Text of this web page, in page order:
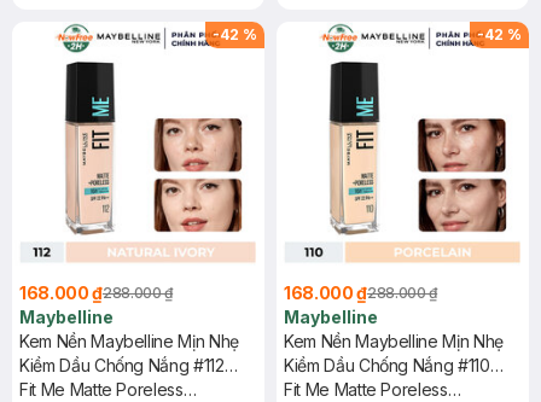
-42 %
168.000 ₫288.000 ₫
Maybelline
Kem Nền Maybelline Mịn Nhẹ
Kiềm Dầu Chống Nắng #112
30ml
Fit Me Matte Poreless
-42 %
168.000 ₫288.000 ₫
Maybelline
Kem Nền Maybelline Mịn Nhẹ
Kiềm Dầu Chống Nắng #110
30ml
Fit Me Matte Poreless